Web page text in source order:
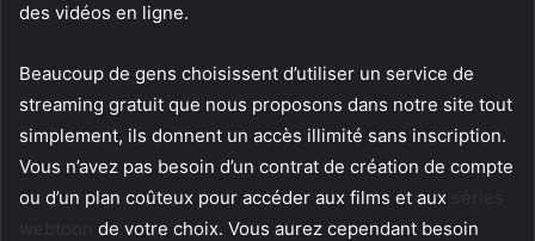
des vidéos en ligne.
Beaucoup de gens choisissent d’utiliser un service de
streaming gratuit que nous proposons dans notre site tout
simplement, ils donnent un accès illimité sans inscription.
Vous n’avez pas besoin d’un contrat de création de compte
ou d’un plan coûteux pour accéder aux films et aux
de votre choix. Vous aurez cependant besoin